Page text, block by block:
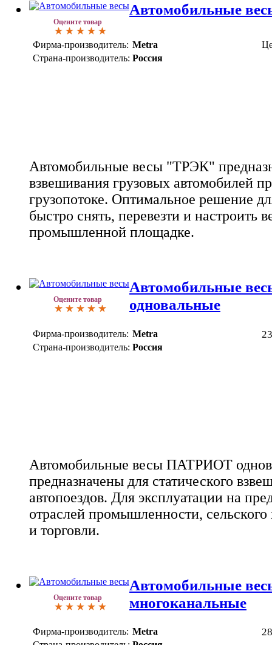
Оцените товар
Автомобильные
Фирма-производитель: Metra
Страна-производитель: Россия
Автомобильные весы "ТРЭК"
взвешивания грузовых автомобилей
грузопотоке. Оптимальное решение
быстро снять, перевезти и настроить
промышленной площадке.
Оцените товар
Автомобильные
одновальные
Фирма-производитель: Metra
Страна-производитель: Россия
Автомобильные весы ПАТРИОТ
предназначены для статического
автопоездов. Для эксплуатации на
отраслей промышленности, сельского
и торговли.
Оцените товар
Автомобильные
многоканальные
Фирма-производитель: Metra